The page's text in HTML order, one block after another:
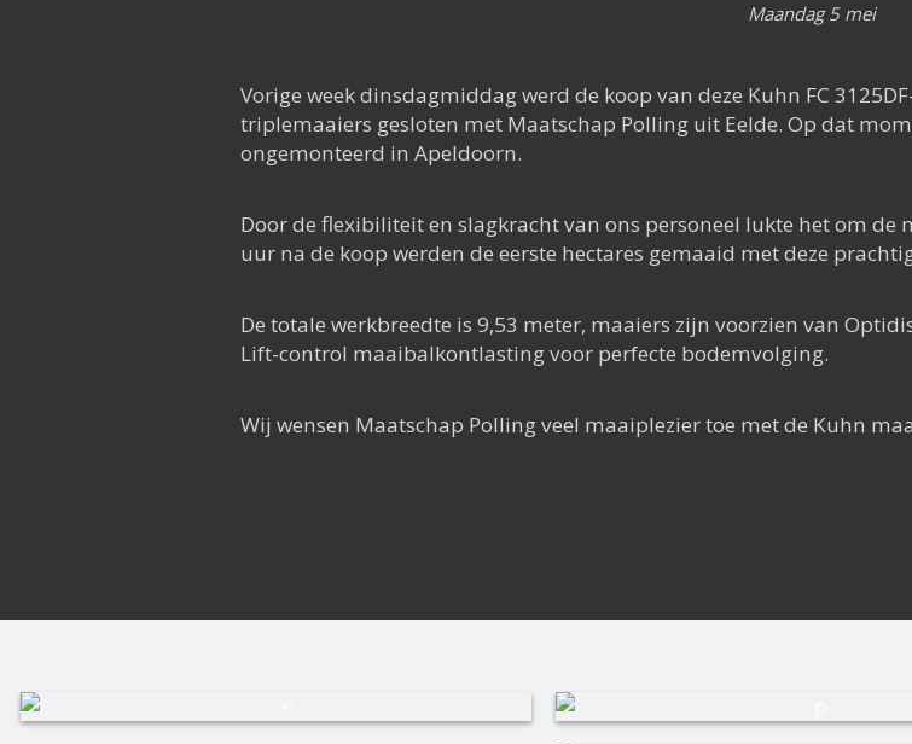
Maandag 5 mei
Vorige week dinsdagmiddag werd de koop van deze Kuhn FC
triplemaaiers gesloten met Maatschap Polling uit Eelde. Op dat
ongemonteerd in Apeldoorn.
Door de flexibiliteit en slagkracht van ons personeel lukte het om de
uur na de koop werden de eerste hectares gemaaid met deze
De totale werkbreedte is 9,53 meter, maaiers zijn voorzien van
Lift-control maaibalkontlasting voor perfecte bodemvolging.
Wij wensen Maatschap Polling veel maaiplezier toe met de Kuhn